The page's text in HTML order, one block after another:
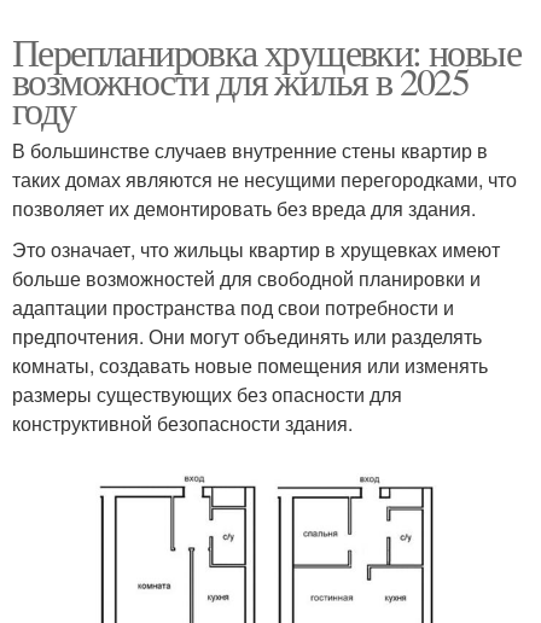
Перепланировка хрущевки: новые
возможности для жилья в 2025
году
В большинстве случаев внутренние стены квартир в
таких домах являются не несущими перегородками, что
позволяет их демонтировать без вреда для здания.
Это означает, что жильцы квартир в хрущевках имеют
больше возможностей для свободной планировки и
адаптации пространства под свои потребности и
предпочтения. Они могут объединять или разделять
комнаты, создавать новые помещения или изменять
размеры существующих без опасности для
конструктивной безопасности здания.